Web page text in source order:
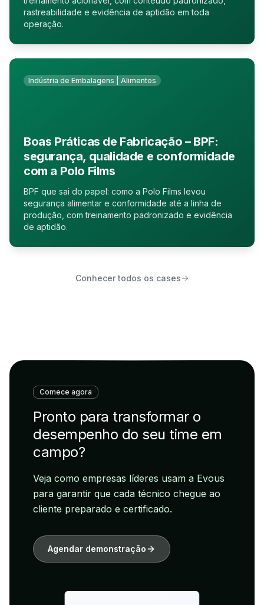
rastreabilidade e evidência de aptidão em toda
operação.
Indústria de Embalagens | Alimentos
Boas Práticas de Fabricação – BPF:
segurança, qualidade e conformidade
com a Polo Films
BPF que sai do papel: como a Polo Films levou
segurança alimentar e conformidade até a linha de
produção, com treinamento padronizado e evidência
de aptidão.
Conhecer todos os cases
Comece agora
Pronto para transformar o
desempenho do seu time em
campo?
Veja como empresas líderes usam a Evous
para garantir que cada técnico chegue ao
cliente preparado e certificado.
Agendar demonstração